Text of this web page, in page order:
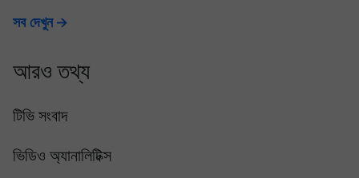
সব দেখুন
আরও তথ্য
টিভি সংবাদ
ভিডিও অ্যানালিটিক্স